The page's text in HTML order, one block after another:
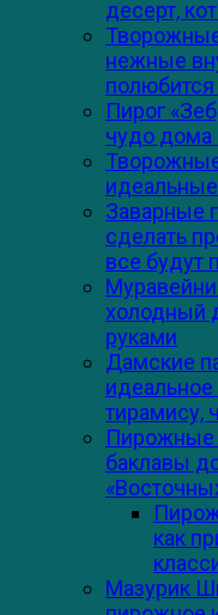
десерт,
нежные
Пирог
чудо дома
Заварные
сделать
все будут
холодный
руками
Дамские
тирамису,
Пирожные
баклавы
как
Мазурик